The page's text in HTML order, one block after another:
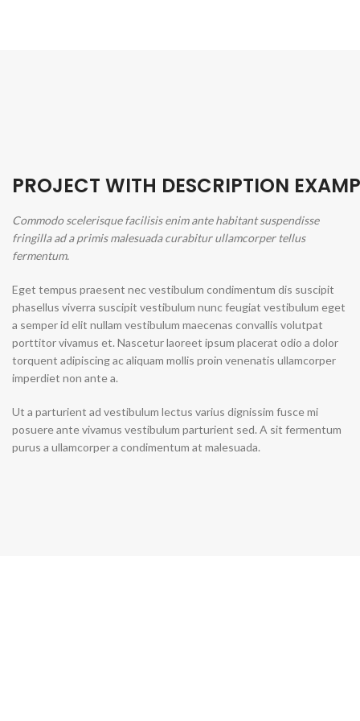
PROJECT WITH DESCRIPTION
Commodo scelerisque facilisis enim ante habitant suspendisse
fringilla ad a primis malesuada curabitur ullamcorper tellus
fermentum.
Eget tempus praesent nec vestibulum condimentum dis suscipit
phasellus viverra suscipit vestibulum nunc feugiat vestibulum eget
a semper id elit nullam vestibulum maecenas convallis volutpat
porttitor vivamus et. Nascetur laoreet ipsum placerat odio a dolor
torquent adipiscing ac aliquam mollis proin venenatis ullamcorper
imperdiet non ante a.
Ut a parturient ad vestibulum lectus varius dignissim fusce mi
posuere ante vivamus vestibulum parturient sed. A sit fermentum
purus a ullamcorper a condimentum at malesuada.